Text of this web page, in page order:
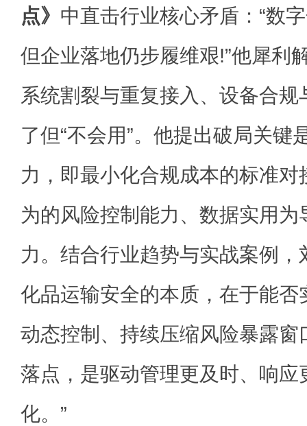
点》 中直击行业核心矛盾：“数
但企业落地仍步履维艰!”他犀利
系统割裂与重复接入、设备合
了但“不会用”。他提出破局关键
力，即最小化合规成本的标准
为的风险控制能力、数据实用为
力。结合行业趋势与实战案例，
化品运输安全的本质，在于能否
动态控制、持续压缩风险暴露窗
落点，是驱动管理更及时、响应
化。”